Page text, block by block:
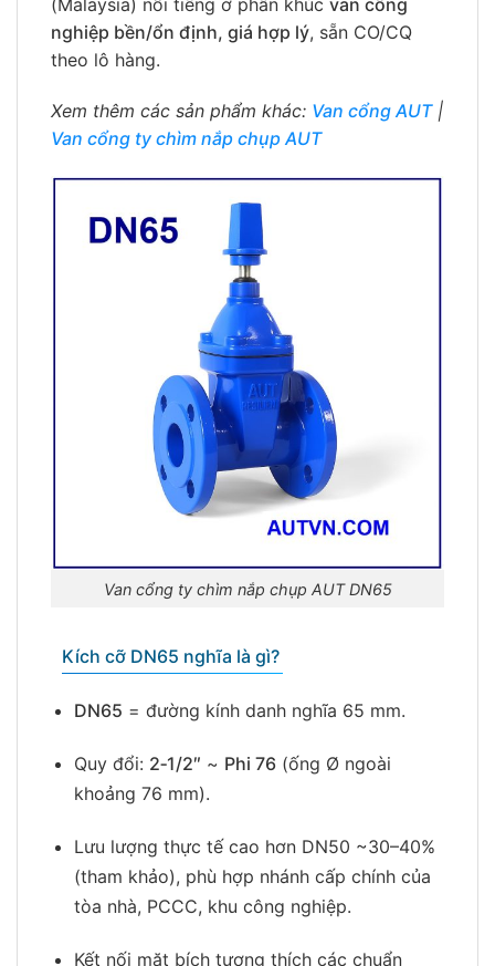
(Malaysia) nổi tiếng ở phân khúc van công
nghiệp bền/ổn định, giá hợp lý, sẵn CO/CQ
theo lô hàng.
Xem thêm các sản phẩm khác: Van cổng AUT|
Van cổng ty chìm nắp chụp AUT
Van cổng ty chìm nắp chụp AUT DN65
Kích cỡ DN65 nghĩa là gì?
DN65 = đường kính danh nghĩa 65 mm.
Quy đổi: 2‑1/2″ ~ Phi 76(ống Ø ngoài
khoảng 76 mm).
Lưu lượng thực tế cao hơn DN50 ~30–40%
(tham khảo), phù hợp nhánh cấp chính của
tòa nhà, PCCC, khu công nghiệp.
Kết nối mặt bích tương thích các chuẩn